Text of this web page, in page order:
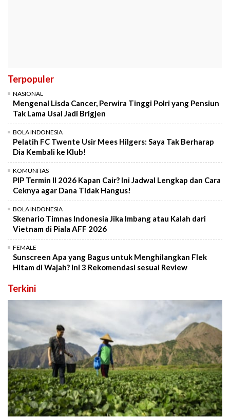
Terpopuler
NASIONAL
Mengenal Lisda Cancer, Perwira Tinggi Polri yang Pensiun
Tak Lama Usai Jadi Brigjen
BOLA INDONESIA
Pelatih FC Twente Usir Mees Hilgers: Saya Tak Berharap
Dia Kembali ke Klub!
KOMUNITAS
PIP Termin II 2026 Kapan Cair? Ini Jadwal Lengkap dan Cara
Ceknya agar Dana Tidak Hangus!
BOLA INDONESIA
Skenario Timnas Indonesia Jika Imbang atau Kalah dari
Vietnam di Piala AFF 2026
FEMALE
Sunscreen Apa yang Bagus untuk Menghilangkan Flek
Hitam di Wajah? Ini 3 Rekomendasi sesuai Review
Terkini